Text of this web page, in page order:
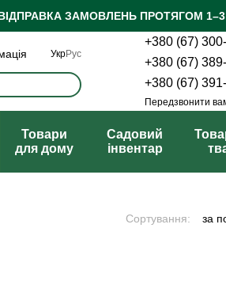
ЗАМОВЛЕНЬ ПРОТЯГОМ
УкрРус
+380 (67)
+380 (67)
+380 (67)
Передзвонити
Товари
для дому
Садовий
інвентар
Сортування: за